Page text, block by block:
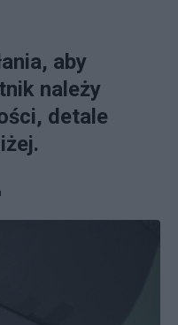
aby
należy
detale